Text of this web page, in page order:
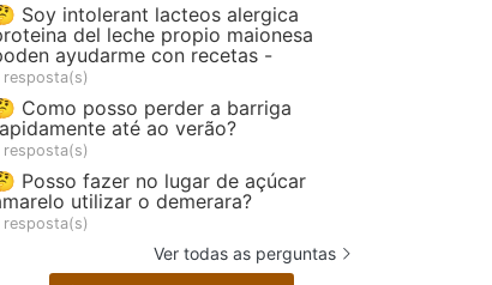
Soy intolerant lacteos alergica
del leche propio maionesa
ayudarme con recetas -
resposta(s)
Como posso perder a barriga
até ao verão?
resposta(s)
Posso fazer no lugar de açúcar
utilizar o demerara?
resposta(s)
Ver todas as perguntas